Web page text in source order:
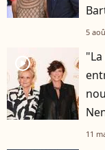
5
player2
11